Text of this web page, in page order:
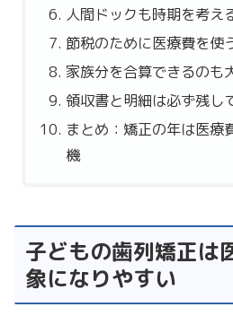
人間ドックも時期を考え
節税のために医療費を使
家族分を合算できるのも
領収書と明細は必ず残し
まとめ：矯正の年は医療
機
子どもの歯列矯正は
象になりやすい